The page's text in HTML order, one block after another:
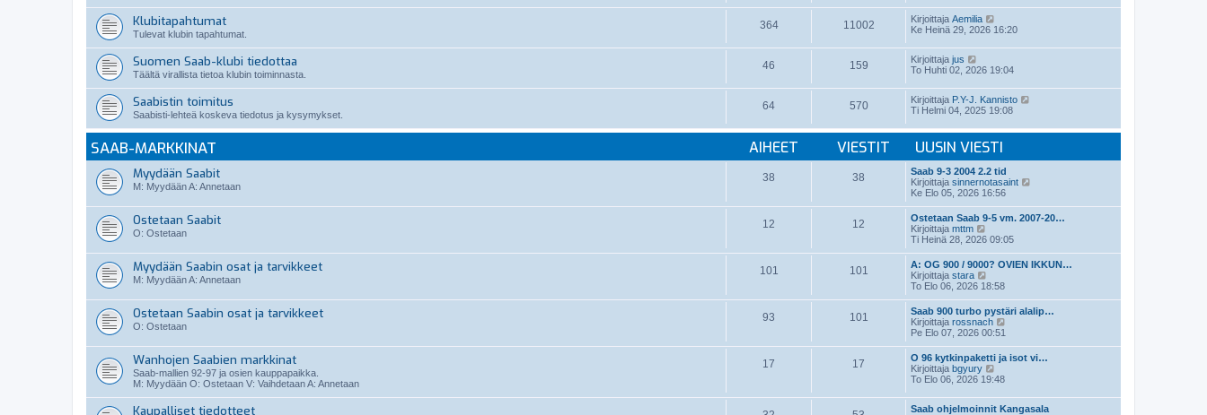
t
i
n
i
s
i
t
u
n
i
e
s
t
Klubitapahtumat
Tulevat klubin tapahtumat.
364 11002 Kirjoittaja Aemilia
ä
t
u
i
n
i
e
t
i
Ke Heinä 29, 2026 16:20
Suomen Saab-klubi tiedottaa
Täältä virallista tietoa klubin toiminnasta.
46 159 Kirjoittaja jus
ä
t
ä
u
s
i
n
v
i
e
s
t
i
To Huhti 02, 2026 19:04
Saabistin toimitus
Saabisti-lehteä koskeva tiedotus ja kysymykset.
64 570 Kirjoittaja P.Y-J. Kannisto
t
u
v
i
i
Ti Helmi 04, 2025 19:08
SAAB-MARKKINAT AIHEET VIESTIT UUSIN VIESTI
Myydään Saabit
M: Myydään A: Annetaan
38 38
Saab 9-3 2004 2.2 tid
Kirjoittaja sinnernotasaint
t
ä
s
i
i
e
Ke Elo 05, 2026 16:56
Ostetaan Saabit
O: Ostetaan
12 12
Ostetaan Saab 9-5 vm. 2007-20…
Kirjoittaja mttm
ä
t
ä
u
u
s
i
n
v
i
e
s
t
Ti Heinä 28, 2026 09:05
Myydään Saabin osat ja tarvikkeet
M: Myydään A: Annetaan
101 101
A: OG 900 / 9000? OVIEN IKKUN…
Kirjoittaja stara
ä
ä
u
u
s
i
n
v
e
To Elo 06, 2026 18:58
Ostetaan Saabin osat ja tarvikkeet
O: Ostetaan
93 101
Saab 900 turbo pystäri alalip…
Kirjoittaja rossnach
ä
s
i
Pe Elo 07, 2026 00:51
Wanhojen Saabien markkinat
Saab-mallien 92-97 ja osien kauppapaikka.
M: Myydään O: Ostetaan V: Vaihdetaan A: Annetaan
17 17
O 96 kytkinpaketti ja isot vi…
Kirjoittaja bgyury
ä
t
ä
To Elo 06, 2026 19:48
Kaupalliset tiedotteet
Saab ohjelmoinnit Kangasala